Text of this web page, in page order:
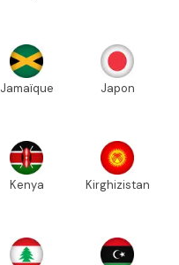
Jamaïque Japon
Kenya Kirghizistan